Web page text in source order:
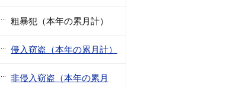
粗暴犯（本年の累月計）
侵入窃盗（本年の累月計）
非侵入窃盗（本年の累月